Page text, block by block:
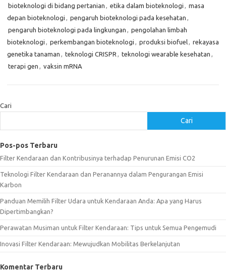
bioteknologi di bidang pertanian , etika dalam bioteknologi , masa
depan bioteknologi , pengaruh bioteknologi pada kesehatan ,
pengaruh bioteknologi pada lingkungan , pengolahan limbah
bioteknologi , perkembangan bioteknologi , produksi biofuel, rekayasa
genetika tanaman , teknologi CRISPR , teknologi wearable kesehatan ,
terapi gen , vaksin mRNA
Cari
Cari
Pos-pos Terbaru
Filter Kendaraan dan Kontribusinya terhadap Penurunan Emisi CO2
Teknologi Filter Kendaraan dan Peranannya dalam Pengurangan Emisi
Karbon
Panduan Memilih Filter Udara untuk Kendaraan Anda: Apa yang Harus
Dipertimbangkan?
Perawatan Musiman untuk Filter Kendaraan: Tips untuk Semua Pengemudi
Inovasi Filter Kendaraan: Mewujudkan Mobilitas Berkelanjutan
Komentar Terbaru